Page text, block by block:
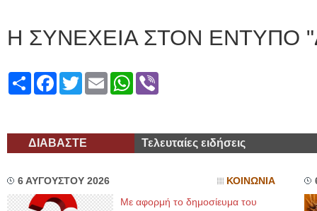
Η ΣΥΝΕΧΕΙΑ ΣΤΟΝ ΕΝΤΥΠΟ
ShareFacebook
TwitterEmailWhatsApp
ΔΙΑΒΑΣΤΕ Τελευταίες ειδήσεις
6 ΑΥΓΟΥΣΤΟΥ 2026 ΚΟΙΝΩΝΙΑ
Με αφορμή το δημοσίευμα του